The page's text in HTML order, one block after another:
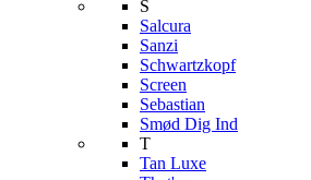
S
Salcura
Sanzi
Schwartzkopf
Screen
Sebastian
Smød Dig Ind
T
Tan Luxe